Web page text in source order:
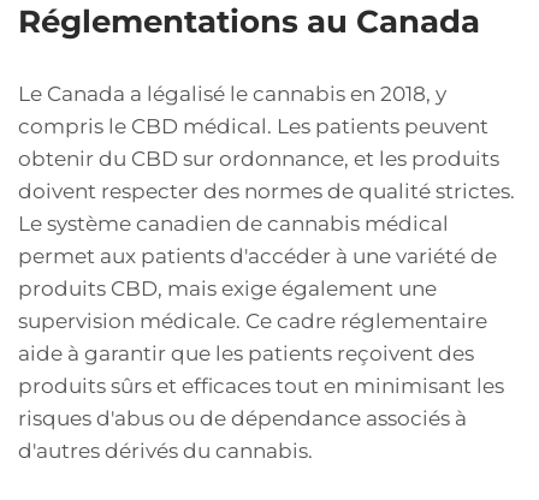
Réglementations au Canada
Le Canada a légalisé le cannabis en 2018, y
compris le CBD médical. Les patients peuvent
obtenir du CBD sur ordonnance, et les produits
doivent respecter des normes de qualité strictes.
Le système canadien de cannabis médical
permet aux patients d'accéder à une variété de
produits CBD, mais exige également une
supervision médicale. Ce cadre réglementaire
aide à garantir que les patients reçoivent des
produits sûrs et efficaces tout en minimisant les
risques d'abus ou de dépendance associés à
d'autres dérivés du cannabis.